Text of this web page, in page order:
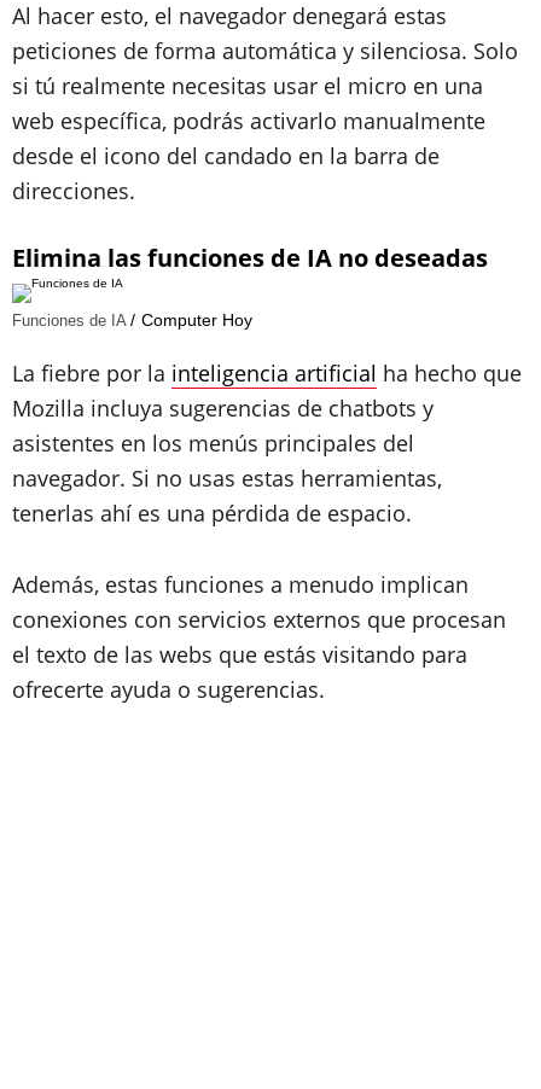
Al hacer esto, el navegador denegará estas
peticiones de forma automática y silenciosa. Solo
si tú realmente necesitas usar el micro en una
web específica, podrás activarlo manualmente
desde el icono del candado en la barra de
direcciones.
Elimina las funciones de IA no deseadas
Funciones de IA Computer Hoy
La fiebre por la inteligencia artificial ha hecho que
Mozilla incluya sugerencias de chatbots y
asistentes en los menús principales del
navegador. Si no usas estas herramientas,
tenerlas ahí es una pérdida de espacio.
Además, estas funciones a menudo implican
conexiones con servicios externos que procesan
el texto de las webs que estás visitando para
ofrecerte ayuda o sugerencias.